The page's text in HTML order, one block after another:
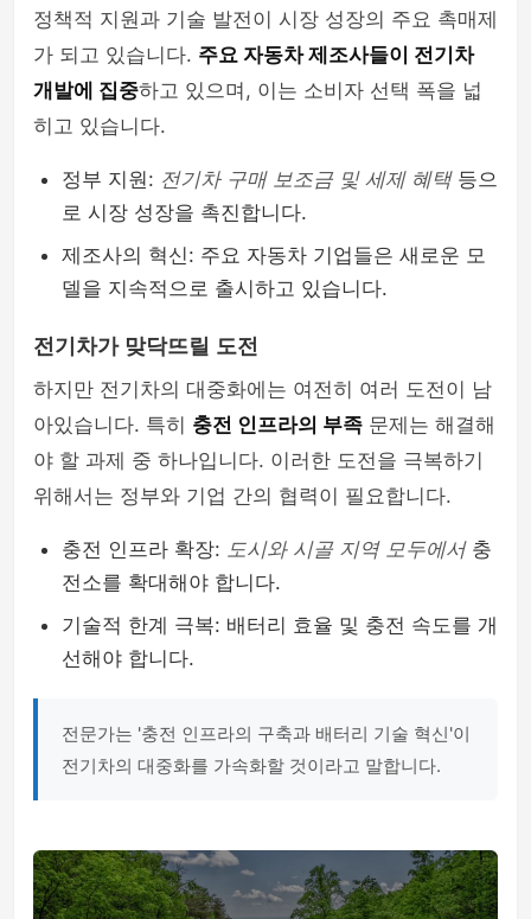
정책적 지원과 기술 발전이 시장 성장의 주요 촉매제
가 되고 있습니다. 주요 자동차 제조사들이 전기차
개발에 집중하고 있으며, 이는 소비자 선택 폭을 넓
히고 있습니다.
정부 지원: 전기차 구매 보조금 및 세제 혜택등으
로 시장 성장을 촉진합니다.
제조사의 혁신: 주요 자동차 기업들은 새로운 모
델을 지속적으로 출시하고 있습니다.
전기차가 맞닥뜨릴 도전
하지만 전기차의 대중화에는 여전히 여러 도전이 남
아있습니다. 특히 충전 인프라의 부족 문제는 해결해
야 할 과제 중 하나입니다. 이러한 도전을 극복하기
위해서는 정부와 기업 간의 협력이 필요합니다.
충전 인프라 확장: 도시와 시골 지역 모두에서충
전소를 확대해야 합니다.
기술적 한계 극복: 배터리 효율 및 충전 속도를 개
선해야 합니다.
전문가는 '충전 인프라의 구축과 배터리 기술 혁신'이
전기차의 대중화를 가속화할 것이라고 말합니다.